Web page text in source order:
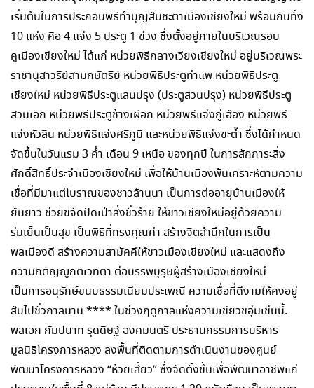
เริ่มต้นในการประกอบพิธีทำบุญสืบชะตาเมืองเชียงใหม่ พร้อมกันทั้ง
10 แห่ง คือ 4 แจ่ง 5 ประตู 1 ข่วง ซึ่งตั้งอยู่ภายในบริเวณรอบ
คูเมืองเชียงใหม่ ได้แก่ หน่วยพิธีกลางเวียงเชียงใหม่ อยู่บริเวณพระ
ราชานุสาวรีย์สามกษัตริย์ หน่วยพิธีประตูท่าแพ หน่วยพิธีประตู
เชียงใหม่ หน่วยพิธีประตูแสนปรุง (ประตูสวนปรุง) หน่วยพิธีประตู
สวนเอก หน่วยพิธีประตูช้างเผือก หน่วยพิธีแจ่งกู่เฮือง หน่วยพิธี
แจ่งหัวลิน หน่วยพิธีแจ่งศรีภูมิ และหน่วยพิธีแจ่งขะต๊ำ ซึ่งได้กำหนด
จัดขึ้นในวันแรม 3 ค่ำ เดือน 9 เหนือ ของทุกปี ในการสักการะสิ่ง
ศักดิ์สิทธิ์ประจำเมืองเชียงใหม่ เพื่อให้บ้านเมืองพ้นเคราะห์ตามความ
เชื่อที่มีมาแต่โบราณของชาวล้านนา เป็นการต่ออายุบ้านเมืองให้
ยืนยาว ช่วยขจัดปัดเป่าสิ่งชั่วร้าย ให้ชาวเชียงใหม่อยู่ด้วยความ
ร่มเย็นเป็นสุข เป็นพิธีที่ทรงคุณค่า สร้างจิตสำนึกในการเป็น
พลเมืองดี สร้างความสามัคคีให้ชาวเมืองเชียงใหม่ และแสดงถึง
ความกตัญญูกตเวทิตา ต่อบรรพบุรุษผู้สร้างเมืองเชียงใหม่
เป็นการอนุรักษ์ขนบธรรมเนียมประเพณี ความเชื่อที่ดีงามให้คงอยู่
สืบไปชั่วกาลนาน **** ในช่วงฤดูกาลแห่งความเขียวชอุ่มเช่นนี้.
พลเอก กัมปนาท รุดดิษฐ์ องคมนตรี ประธานกรรมการบริหาร
มูลนิธิโครงการหลวง ลงพื้นที่ติดตามการดำเนินงานของศูนย์
พัฒนาโครงการหลวง “ห้วยเสี้ยว” ซึ่งจัดตั้งขึ้นเพื่อพัฒนาอาชีพแก่